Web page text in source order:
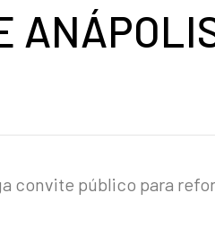
convite público para